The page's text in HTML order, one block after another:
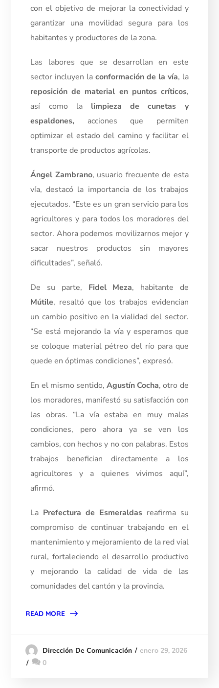
con el objetivo de mejorar la conectividad y
garantizar una movilidad segura para los
habitantes y productores de la zona.
Las labores que se desarrollan en este
sector incluyen laconformación de la vía, la
reposición de material en puntos críticos,
así como la limpieza de cunetas y
espaldones, acciones que permiten
optimizar el estado del camino y facilitar el
transporte de productos agrícolas.
Ángel Zambrano, usuario frecuente de esta
vía, destacó la importancia de los trabajos
ejecutados. “Este es un gran servicio para los
agricultores y para todos los moradores del
sector. Ahora podemos movilizarnos mejor y
sacar nuestros productos sin mayores
dificultades”, señaló.
De su parte, Fidel Meza, habitante de
Mútile, resaltó que los trabajos evidencian
un cambio positivo en la vialidad del sector.
“Se está mejorando la vía y esperamos que
se coloque material pétreo del río para que
quede en óptimas condiciones”, expresó.
En el mismo sentido,Agustín Cocha, otro de
los moradores, manifestó su satisfacción con
las obras. “La vía estaba en muy malas
condiciones, pero ahora ya se ven los
cambios, con hechos y no con palabras. Estos
trabajos benefician directamente a los
agricultores y a quienes vivimos aquí”,
afirmó.
La Prefectura de Esmeraldasreafirma su
compromiso de continuar trabajando en el
mantenimiento y mejoramiento de la red vial
rural, fortaleciendo el desarrollo productivo
y mejorando la calidad de vida de las
comunidades del cantón y la provincia.
READ MORE
Dirección De Comunicación
enero 29, 2026
0